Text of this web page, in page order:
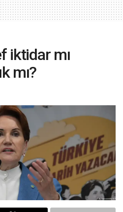
iktidar mı
mı?